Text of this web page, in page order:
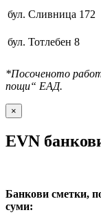
бул. Сливница 172
бул. Тотлебен 8
*Посоченото
пощи“ ЕАД.
×
EVN
Банкови сметки,
суми: